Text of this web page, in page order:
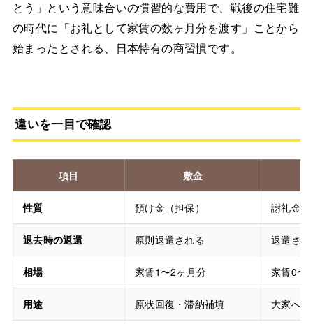
とう」という意味合いの慣習的な費用で、戦後の住宅難
の時代に「お礼として家賃の数ヶ月分を渡す」ことから
始まったとされる、日本特有の商習慣です。
違いを一目で確認
項目 敷金
性質 預け金（担保） 謝礼金
退去時の返還 原則返還される 返還さ
相場 家賃1〜2ヶ月分 家賃0〜
用途 原状回復・滞納補填 大家へ